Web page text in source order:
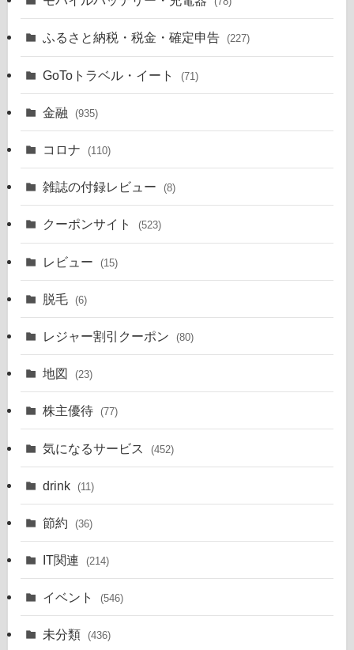
ふるさと納税・税金・確定申告 (227)
GoToトラベル・イート (71)
金融 (935)
コロナ (110)
雑誌の付録レビュー (8)
クーポンサイト (523)
レビュー (15)
脱毛 (6)
レジャー割引クーポン (80)
地図 (23)
株主優待 (77)
気になるサービス (452)
drink (11)
節約 (36)
IT関連 (214)
イベント (546)
未分類 (436)